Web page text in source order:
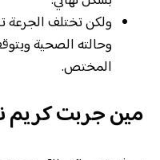
ولكن تختلف الجرعة
وحالته الصحية
المختص.
مين جربت كريم